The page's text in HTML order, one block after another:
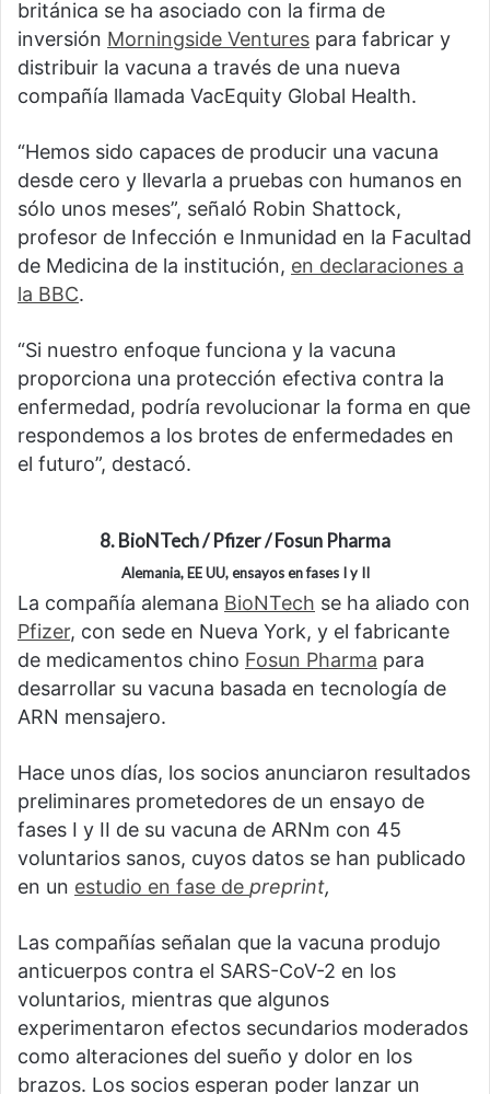
británica se ha asociado con la firma de
inversión Morningside Ventures para fabricar y
distribuir la vacuna a través de una nueva
compañía llamada VacEquity Global Health.
“Hemos sido capaces de producir una vacuna
desde cero y llevarla a pruebas con humanos en
sólo unos meses”, señaló Robin Shattock,
profesor de Infección e Inmunidad en la Facultad
de Medicina de la institución, en declaraciones a
la BBC.
“Si nuestro enfoque funciona y la vacuna
proporciona una protección efectiva contra la
enfermedad, podría revolucionar la forma en que
respondemos a los brotes de enfermedades en
el futuro”, destacó.
8. BioNTech / Pfizer / Fosun Pharma
Alemania, EE UU, ensayos en fases I y II
La compañía alemana BioNTech se ha aliado con
Pfizer, con sede en Nueva York, y el fabricante
de medicamentos chino Fosun Pharma para
desarrollar su vacuna basada en tecnología de
ARN mensajero.
Hace unos días, los socios anunciaron resultados
preliminares prometedores de un ensayo de
fases I y II de su vacuna de ARNm con 45
voluntarios sanos, cuyos datos se han publicado
en un estudio en fase de preprint,
Las compañías señalan que la vacuna produjo
anticuerpos contra el SARS-CoV-2 en los
voluntarios, mientras que algunos
experimentaron efectos secundarios moderados
como alteraciones del sueño y dolor en los
brazos. Los socios esperan poder lanzar un